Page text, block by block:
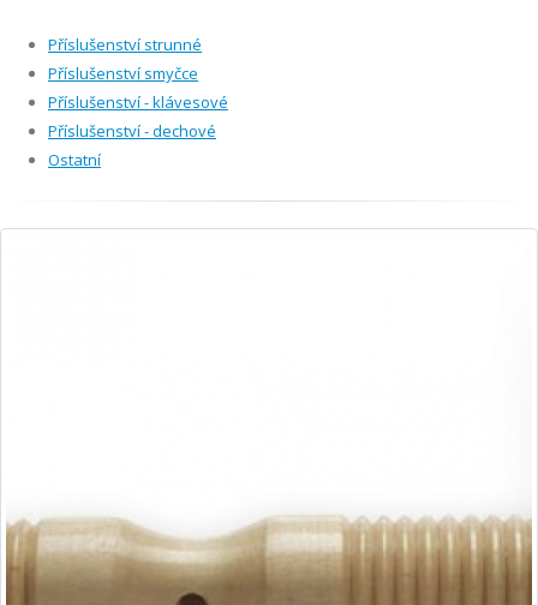
Příslušenství strunné
Příslušenství smyčce
Příslušenství - klávesové
Příslušenství - dechové
Ostatní